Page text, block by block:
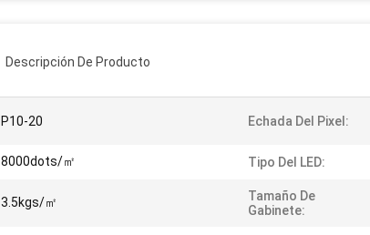
Descripción De Producto
P10-20 Echada Del Pixel:
8000dots/㎡ Tipo Del LED:
3.5kgs/㎡
Tamaño De
Gabinete: